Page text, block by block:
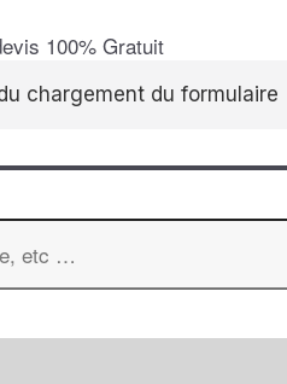
100% Gratuit
chargement du formulaire